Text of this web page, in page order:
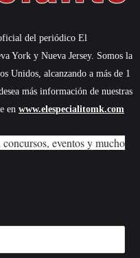
del periódico El
York y Nueva Jersey. Somos la
Unidos, alcanzando a más de 1
más información de nuestras
en www.elespecialitomk.com
eventos y mucho